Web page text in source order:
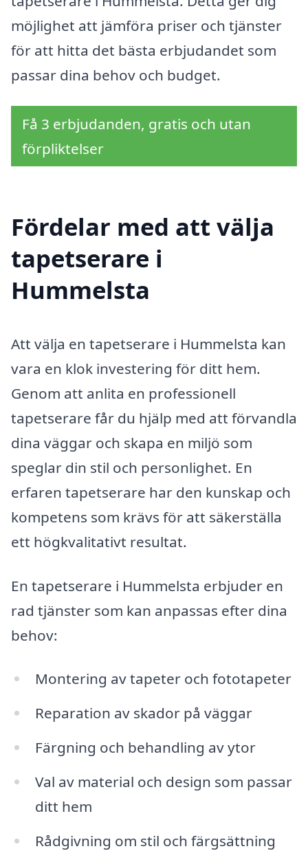
möjlighet att jämföra priser och tjänster
för att hitta det bästa erbjudandet som
passar dina behov och budget.
Få 3 erbjudanden, gratis och utan
förpliktelser
Fördelar med att välja
tapetserare i
Hummelsta
Att välja en tapetserare i Hummelsta kan
vara en klok investering för ditt hem.
Genom att anlita en professionell
tapetserare får du hjälp med att förvandla
dina väggar och skapa en miljö som
speglar din stil och personlighet. En
erfaren tapetserare har den kunskap och
kompetens som krävs för att säkerställa
ett högkvalitativt resultat.
En tapetserare i Hummelsta erbjuder en
rad tjänster som kan anpassas efter dina
behov:
Montering av tapeter och fototapeter
Reparation av skador på väggar
Färgning och behandling av ytor
Val av material och design som passar
ditt hem
Rådgivning om stil och färgsättning